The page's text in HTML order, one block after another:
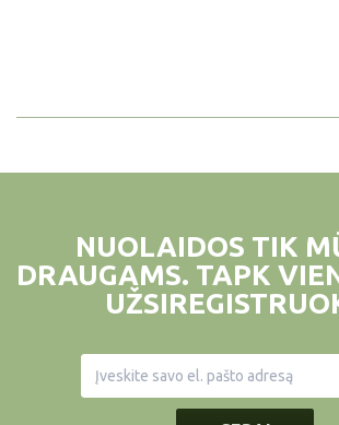
NUOLAIDOS TIK
DRAUGAMS. TAPK